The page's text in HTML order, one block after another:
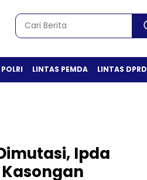
LINTAS PEMDA LINTAS DPRD
Ipda